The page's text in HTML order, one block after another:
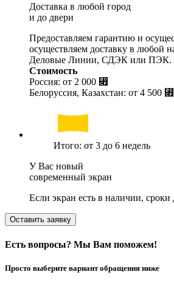
Доставка в любой город
и до двери
Предоставляем гарантию и
осуществляем доставку в любой
Деловые Линии, СДЭК или ПЭК.
Стоимость
Россия: от 2 000 ⃏
Белоруссия, Казахстан: от 4 500 ⃏
Итого: от 3 до 6 недель
У Вас новый
современный экран
Если экран есть в наличии, сроки
Оставить заявку
Есть вопросы? Мы Вам поможем!
Просто выберите вариант обращения ниже